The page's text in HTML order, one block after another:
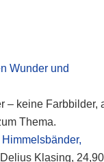
Wunder und
– keine Farbbilder,
Thema.
Klasing,